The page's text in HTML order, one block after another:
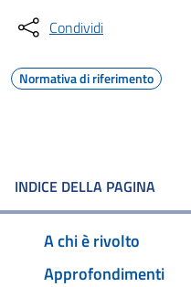
Condividi
Normativa di riferimento
INDICE DELLA PAGINA
A chi è rivolto
Approfondimenti